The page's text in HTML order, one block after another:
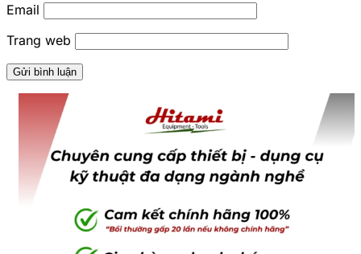
Email
Trang web